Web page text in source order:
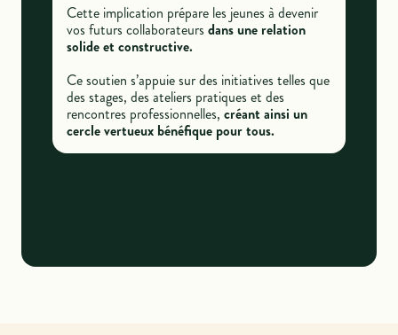
Cette implication prépare les jeunes à devenir
vos futurs collaborateurs dans une relation
solide et constructive.
Ce soutien s’appuie sur des initiatives telles que
des stages, des ateliers pratiques et des
rencontres professionnelles, créant ainsi un
cercle vertueux bénéfique pour tous.